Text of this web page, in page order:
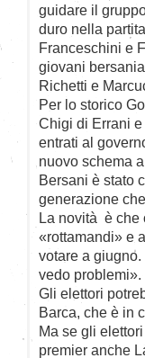
guidare il
duro nella
Franceschini e
giovani
Richetti e
Per lo storico
Chigi di Errani
entrati al
nuovo schema
Bersani è stato
generazione
La novità è che
«rottamandi» e
votare a
vedo problemi».
Gli elettori
Barca, che è in
Ma se gli
premier anche